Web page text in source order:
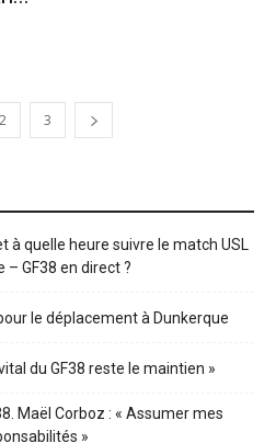
2 3
à quelle heure suivre le match USL
– GF38 en direct ?
le déplacement à Dunkerque
du GF38 reste le maintien »
Maël Corboz : « Assumer mes
»